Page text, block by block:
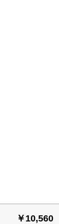
￥10,560